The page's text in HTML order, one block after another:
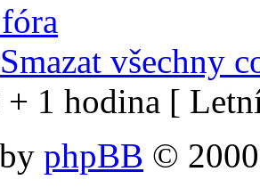
Smazat všechny
1 hodina [
phpBB ©